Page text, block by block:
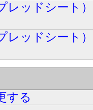
レッドシート
レッドシート
する